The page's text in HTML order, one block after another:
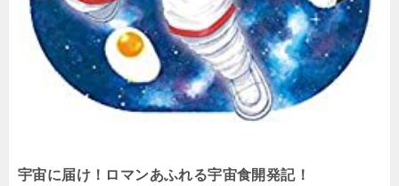
宇宙に届け！ロマンあふれる宇宙食開発記！